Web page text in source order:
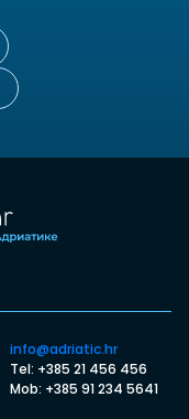
info@adriatic.hr
Tel: +385 21 456 456
Mob: +385 91 234 5641